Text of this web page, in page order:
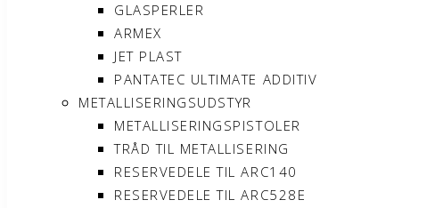
GLASPERLER
ARMEX
JET PLAST
PANTATEC ULTIMATE ADDITIV
METALLISERINGSUDSTYR
METALLISERINGSPISTOLER
TRÅD TIL METALLISERING
RESERVEDELE TIL ARC140
RESERVEDELE TIL ARC528E